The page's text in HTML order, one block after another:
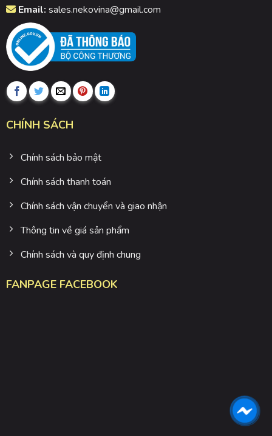
Email: sales.nekovina@gmail.com
CHÍNH SÁCH
Chính sách bảo mật
Chính sách thanh toán
Chính sách vận chuyển và giao nhận
Thông tin về giá sản phẩm
Chính sách và quy định chung
FANPAGE FACEBOOK